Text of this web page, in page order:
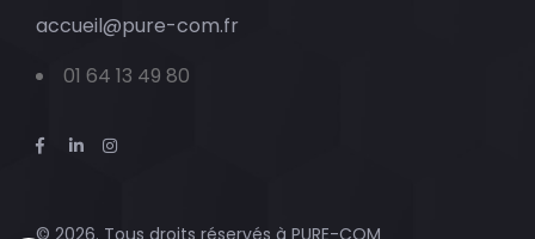
accueil@pure-com.fr
01 64 13 49 80
© 2026. Tous droits réservés à PURE-COM